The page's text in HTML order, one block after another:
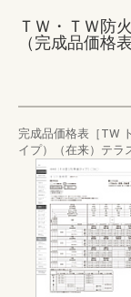
ＴＷ・ＴＷ防
（完成品価格
完成品価格表［TW
イプ）（在来）テラ